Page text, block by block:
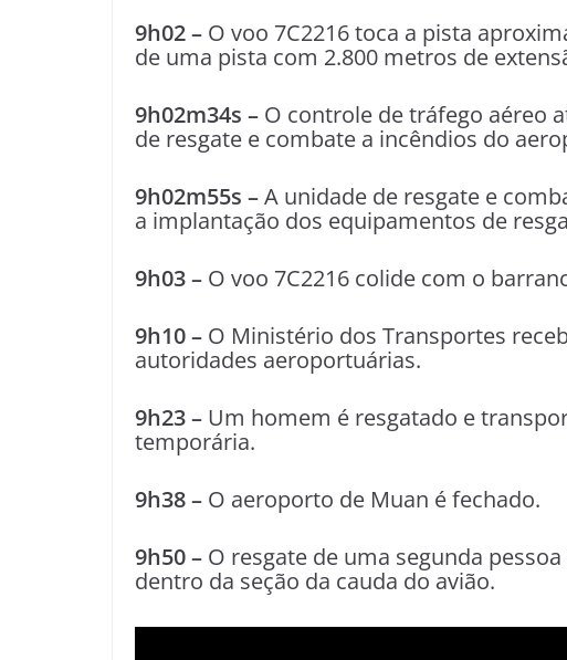
9h02 – O voo 7C2216 toca a pista
de uma pista com 2.800 metros de
9h02m34s – O controle de tráfego aéreo
de resgate e combate a incêndios do
9h02m55s –A unidade de resgate e
a implantação dos equipamentos de
9h03 – O voo 7C2216 colide com o
9h10 – O Ministério dos Transportes
autoridades aeroportuárias.
9h23 – Um homem é resgatado e
temporária.
9h38 – O aeroporto de Muan é fechado.
9h50 – O resgate de uma segunda
dentro da seção da cauda do avião.